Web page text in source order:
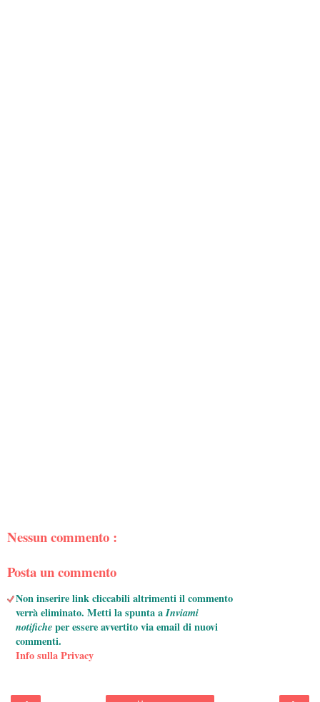
Nessun commento :
Posta un commento
Non inserire link cliccabili altrimenti il commento
verrà eliminato. Metti la spunta aInviami
notificheper essere avvertito via email di nuovi
commenti.
Info sulla Privacy